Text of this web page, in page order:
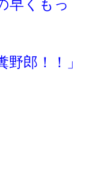
早くもっ
郎！！」